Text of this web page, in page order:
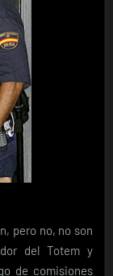
pero no, no son
del Totem y
de comisiones